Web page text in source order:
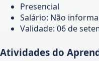
Presencial
Salário: Não
Validade: 06 de
Atividades do